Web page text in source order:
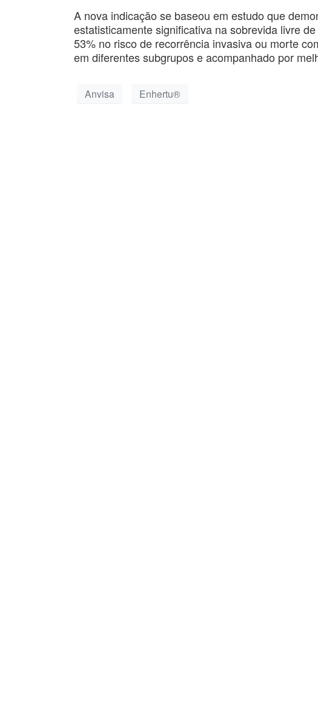
A nova indicação se baseou em estudo que
estatisticamente significativa na sobrevida livre
53% no risco de recorrência invasiva ou morte
em diferentes subgrupos e acompanhado por
Anvisa Enhertu®